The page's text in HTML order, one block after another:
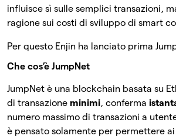
influisce sì sulle semplici transazioni,
ragione sui costi di sviluppo di smart
Per questo Enjin ha lanciato prima
Che cos’è JumpNet
JumpNet è una blockchain basata su
di transazione minimi, conferma
numero massimo di transazioni a
è pensato solamente per permettere